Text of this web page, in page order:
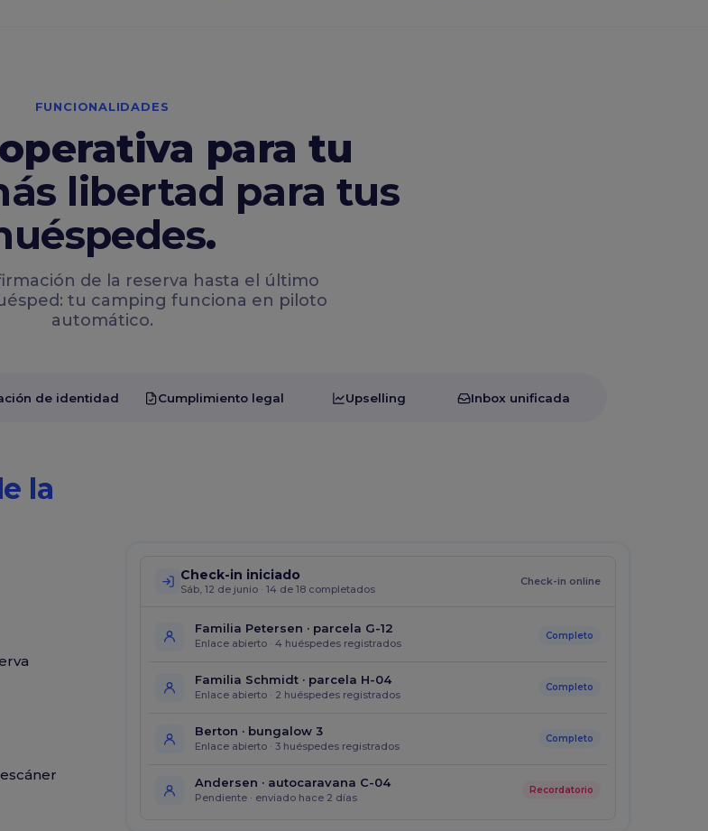
FUNCIONALIDADES
para tu
libertad para tus
.
de la reserva hasta el último
tu camping funciona en piloto
automático.
de identidad Cumplimiento legal Upselling Inbox unificada
la
Check-in iniciado
Sáb, 12 de junio · 14 de 18 completados
Check-in online
Familia Petersen · parcela G-12
Enlace abierto · 4 huéspedes registrados
Completo
Familia Schmidt · parcela H-04
Enlace abierto · 2 huéspedes registrados
Completo
Berton · bungalow 3
Enlace abierto · 3 huéspedes registrados
Completo
Andersen · autocaravana C-04
Pendiente · enviado hace 2 días
Recordatorio